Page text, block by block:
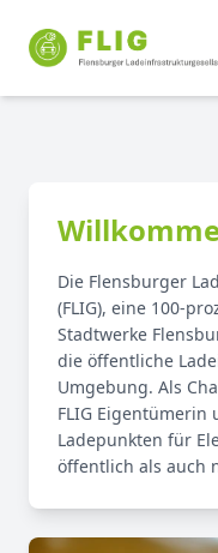
Die Flensburger
(FLIG), eine 100-
Stadtwerke
die öffentliche
Umgebung. Als
FLIG Eigentümerin
Ladepunkten für
öffentlich als auch